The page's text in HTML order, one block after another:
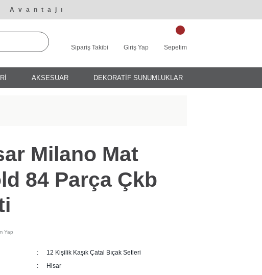
Avantajı
Sipariş Takibi Giriş Yap Sepetim
AKSESUAR DEKORATİF SUNUMLUKLAR
Milano Mat
84 Parça Çkb
Yap
12 Kişilik Kaşık Çatal Bıçak Setleri
Hisar